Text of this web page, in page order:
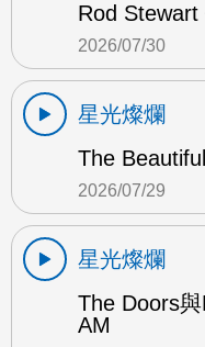
Rod
2026/07/30
星光燦爛
The
2026/07/29
星光燦爛
The Doors
AM